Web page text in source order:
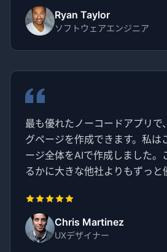
Ryan Taylor
ソフトウェアエンジニア
最も優れたノーコードアプリで
グページを作成できます。私は
ージ全体をAIで作成しました。
るかに大きな他社よりもずっと
Chris Martinez
UXデザイナー